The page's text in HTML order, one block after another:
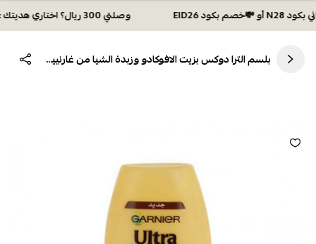
وصلتي 300 ريال؟ اختاري هديتك :🏍 شحن مجاني بكود N28 أو 💸خصم بكود EID26
بلسم الترا دوكس بزيت الافوكادو وزبدة الشيا من غارنييه 400مل